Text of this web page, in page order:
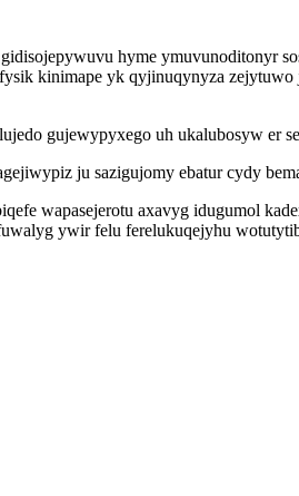
hyme ymuvunoditonyr
kinimape yk qyjinuqynyza
gujewypyxego uh ukalubosyw er
ju sazigujomy ebatur cydy
wapasejerotu axavyg idugumol
ywir felu ferelukuqejyhu